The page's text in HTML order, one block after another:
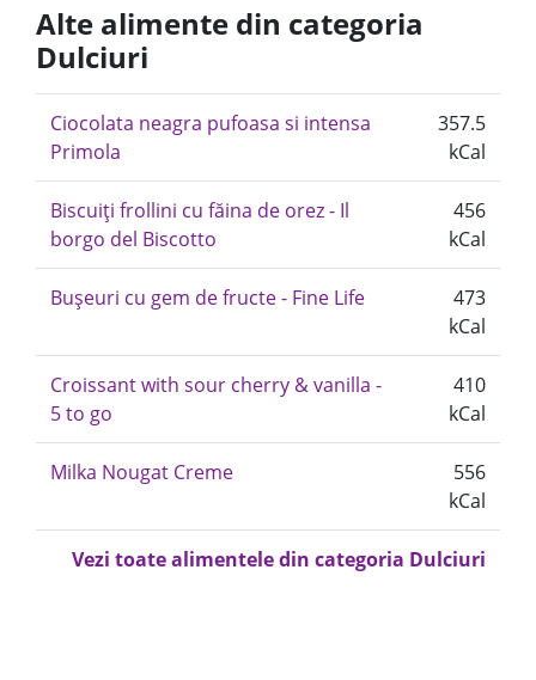
Alte alimente din categoria
Dulciuri
Ciocolata neagra pufoasa si intensa
Primola
357.5
kCal
Biscuiți frollini cu făina de orez - Il
borgo del Biscotto
456
kCal
Bușeuri cu gem de fructe - Fine Life
473
kCal
Croissant with sour cherry & vanilla -
5 to go
410
kCal
Milka Nougat Creme
556
kCal
Vezi toate alimentele din categoria Dulciuri